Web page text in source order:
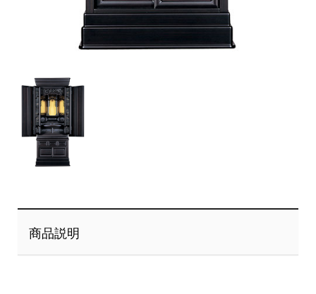
商品説明